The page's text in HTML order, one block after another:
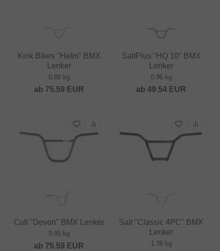
Kink Bikes "Helm" BMX
Lenker
0.88 kg
ab 75.59 EUR
SaltPlus "HQ 10" BMX
Lenker
0.96 kg
ab 49.54 EUR
Cult "Devon" BMX Lenker
0.95 kg
ab 75.59 EUR
Salt "Classic 4PC" BMX
Lenker
1.36 kg